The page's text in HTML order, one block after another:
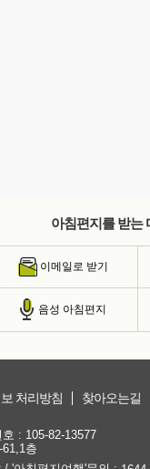
아침편지를 받는
이메일로 받기
음성 아침편지
처리방침 찾아오는길
: 105-82-13577
층